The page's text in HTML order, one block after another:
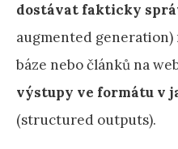
dostávat fakticky
augmented generation)
báze nebo článků na
výstupy ve formátu v
(structured outputs).